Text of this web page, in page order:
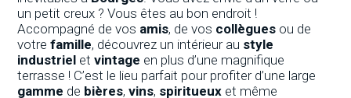
un petit creux ? Vous êtes au bon endroit !
Accompagné de vos amis, de vos collègues ou de
votrefamille, découvrez un intérieur au style
industriel etvintage en plus d’une magnifique
terrasse ! C’est le lieu parfait pour profiter d’une large
gamme de bières,vins, spiritueux et même